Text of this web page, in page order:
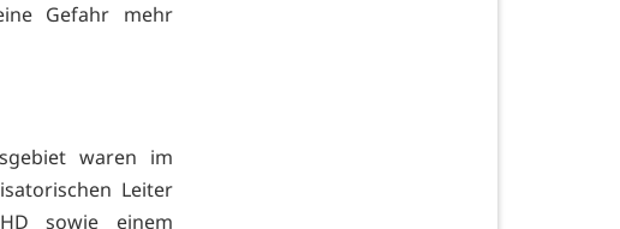
Gefahr mehr
waren im
Leiter
sowie einem